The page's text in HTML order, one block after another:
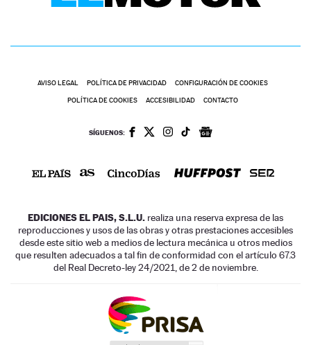
AVISO LEGAL POLÍTICA DE PRIVACIDAD CONFIGURACIÓN DE COOKIES
POLÍTICA DE COOKIES ACCESIBILIDAD CONTACTO
SÍGUENOS:
EDICIONES EL PAIS, S.L.U. realiza una reserva expresa de las
reproducciones y usos de las obras y otras prestaciones accesibles
desde este sitio web a medios de lectura mecánica u otros medios
que resulten adecuados a tal fin de conformidad con el artículo 67.3
del Real Decreto-ley 24/2021, de 2 de noviembre.